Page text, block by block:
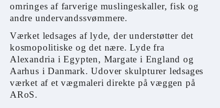
omringes af farverige muslingeskaller, fisk og
andre undervandssvømmere.
Værket ledsages af lyde, der understøtter det
kosmopolitiske og det nære. Lyde fra
Alexandria i Egypten, Margate i England og
Aarhus i Danmark. Udover skulpturer ledsages
værket af et vægmaleri direkte på væggen på
ARoS.